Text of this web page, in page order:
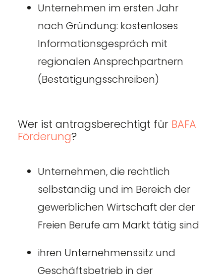
Unternehmen im ersten Jahr
nach Gründung: kostenloses
Informationsgespräch mit
regionalen Ansprechpartnern
(Bestätigungsschreiben)
Wer ist antragsberechtigt für BAFA
Förderung?
Unternehmen, die rechtlich
selbständig und im Bereich der
gewerblichen Wirtschaft der der
Freien Berufe am Markt tätig sind
ihren Unternehmenssitz und
Geschäftsbetrieb in der